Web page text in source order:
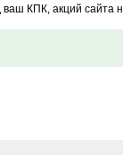
КПК, акций сайта